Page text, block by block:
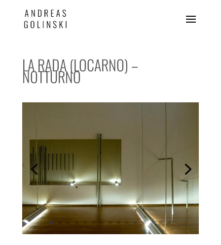
LA RADA (LOCARNO) –
NOTTURNO